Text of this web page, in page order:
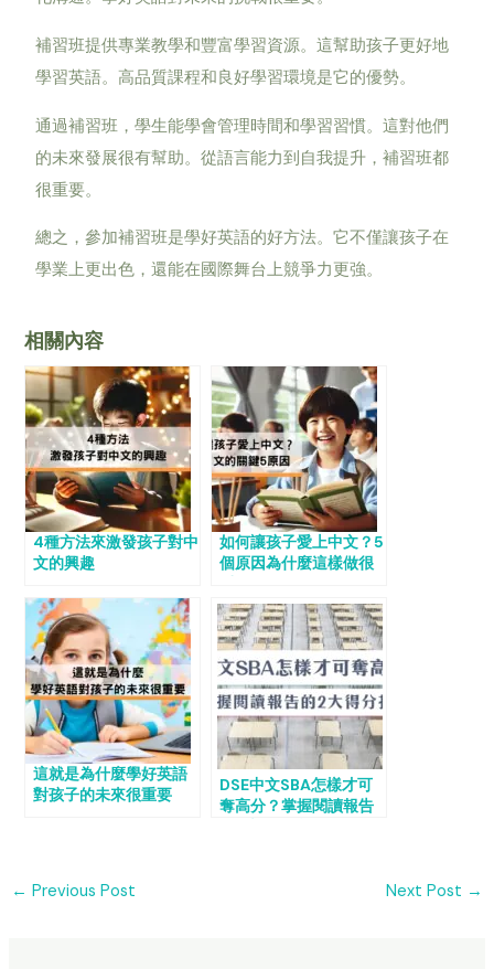
補習班提供專業教學和豐富學習資源。這幫助孩子更好地
學習英語。高品質課程和良好學習環境是它的優勢。
通過補習班，學生能學會管理時間和學習習慣。這對他們
的未來發展很有幫助。從語言能力到自我提升，補習班都
很重要。
總之，參加補習班是學好英語的好方法。它不僅讓孩子在
學業上更出色，還能在國際舞台上競爭力更強。
相關內容
4種方法來激發孩子對中
文的興趣
如何讓孩子愛上中文？5
個原因為什麼這樣做很
這就是為什麼學好英語
對孩子的未來很重要
DSE中文SBA怎樣才可
奪高分？掌握閱讀報告
← Previous Post Next Post →